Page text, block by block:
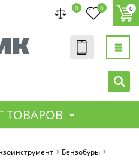
0 0 0
ТОВАРОВ
Бензобуры